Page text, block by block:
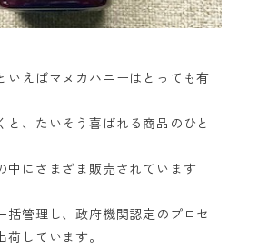
いえばマヌカハニーはとっても有
と、たいそう喜ばれる商品のひと
中にさまざま販売されています
括管理し、政府機関認定のプロセ
しています。